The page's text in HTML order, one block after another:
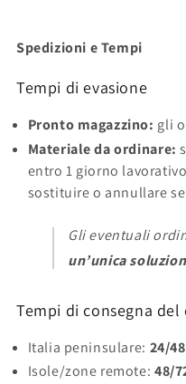
Spedizioni e Tempi
Tempi di evasione
Pronto magazzino: gli
Materiale da ordinare:
entro 1 giorno
sostituire o annullare
Gli eventuali
un’unica
Tempi di consegna del
Italia peninsulare: 24/
Isole/zone remote: 48/